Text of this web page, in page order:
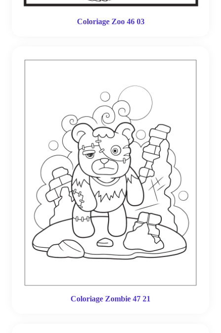
Coloriage Zoo 46 03
Coloriage Zombie 47 21